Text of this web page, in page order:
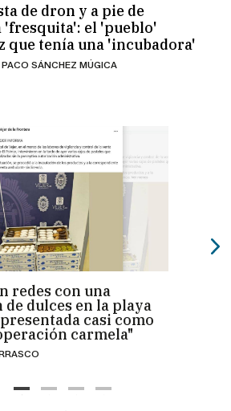
de dron y a pie de
'fresquita': el 'pueblo'
que tenía una 'incubadora'
SÁNCHEZ MÚGICA
redes con una
dulces en la playa
casi como
carmela"